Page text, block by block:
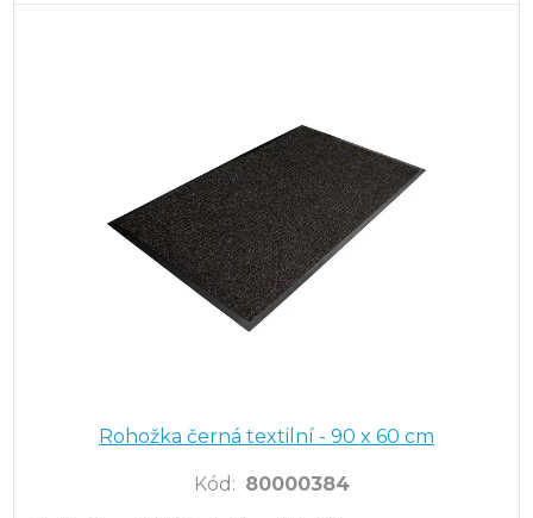
Rohožka černá textilní - 90 x 60 cm
Kód : 80000384